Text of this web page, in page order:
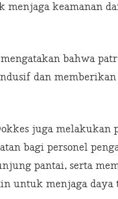
menjaga keamanan
mengatakan bahwa
dan
juga melakukan
bagi personel
pantai, serta
untuk menjaga daya